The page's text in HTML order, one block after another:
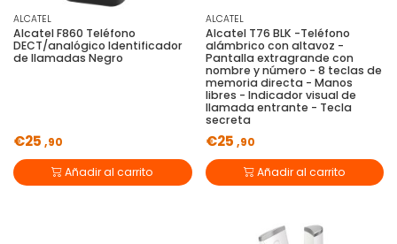
ALCATEL
Alcatel F860 Teléfono
DECT/analógico Identificador
de llamadas Negro
€25 ,90
Añadir al carrito
ALCATEL
Alcatel T76 BLK -Teléfono
alámbrico con altavoz -
Pantalla extragrande con
nombre y número - 8 teclas de
memoria directa - Manos
libres - Indicador visual de
llamada entrante - Tecla
secreta
€25 ,90
Añadir al carrito